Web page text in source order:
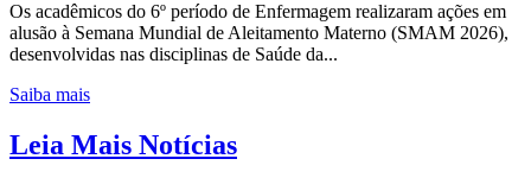
Os acadêmicos do 6º período de Enfermagem realizaram ações em
alusão à Semana Mundial de Aleitamento Materno (SMAM 2026),
desenvolvidas nas disciplinas de Saúde da...
Saiba mais
Leia Mais Notícias